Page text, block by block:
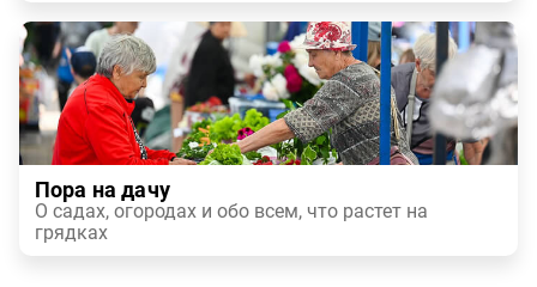
Пора на дачу
О садах, огородах и обо всем, что растет на
грядках